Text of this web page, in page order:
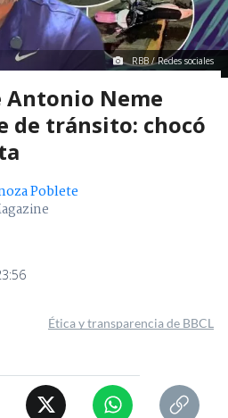
RBB / Redes sociales
Antonio Neme
de tránsito: chocó
Poblete
Ética y transparencia de BBCL